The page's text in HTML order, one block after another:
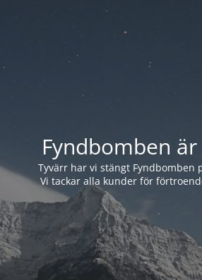
Fyndbomben
Tyvärr har vi stängt Fyndbomben
Vi tackar alla kunder för